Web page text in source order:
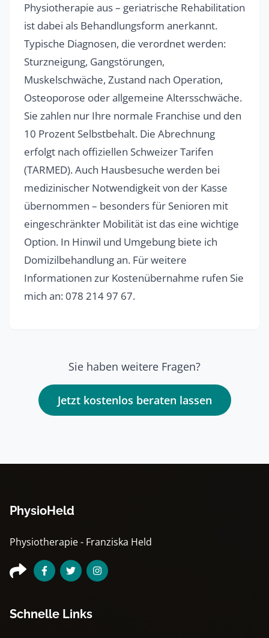
Physiotherapie aus – geriatrische Rehabilitation
ist dabei als Behandlungsform anerkannt.
Typische Diagnosen, die verordnet werden:
Sturzneigung, Gangstörungen,
Muskelschwäche, Zustand nach Operation,
Osteoporose oder allgemeine Altersschwäche.
Sie zahlen nur Ihre normale Franchise und den
10 Prozent Selbstbehalt. Die Abrechnung
erfolgt nach offiziellen Schweizer Tarifen
(TARMED). Auch Hausbesuche werden bei
medizinischer Notwendigkeit von der Kasse
übernommen – besonders für Senioren mit
eingeschränkter Mobilität ist das eine wichtige
Option. In Hinwil und Umgebung biete ich
Domizilbehandlung an. Für weitere
Informationen zur Kostenübernahme rufen Sie
mich an: 078 214 97 67.
Sie haben weitere Fragen?
Jetzt kostenlos beraten lassen
PhysioHeld
Physiotherapie - Franziska Held
Schnelle Links